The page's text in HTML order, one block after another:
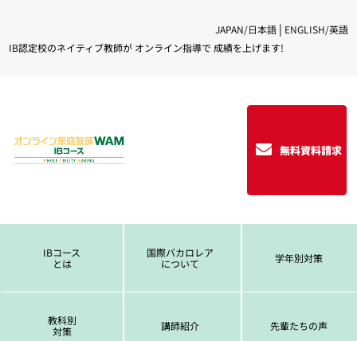
IB認定校のネイティブ教師が オンライン指導で 成績を上げます!
JAPAN/日本語| ENGLISH/英語
無料資料請求
IBコース
とは
国際バカロレア
について
学年別対策
教科別
対策
講師紹介 先輩たちの声